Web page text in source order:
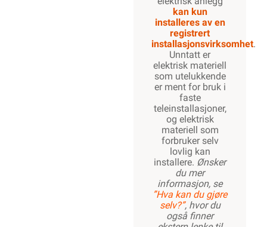
kan kun
installeres av en
registrert
installasjonsvirksomhet.
Unntatt er
elektrisk materiell
som utelukkende
er ment for bruk i
faste
teleinstallasjoner,
og elektrisk
materiell som
forbruker selv
lovlig kan
installere. Ønsker
du mer
informasjon, se
”Hva kan du gjøre
selv?”, hvor du
også finner